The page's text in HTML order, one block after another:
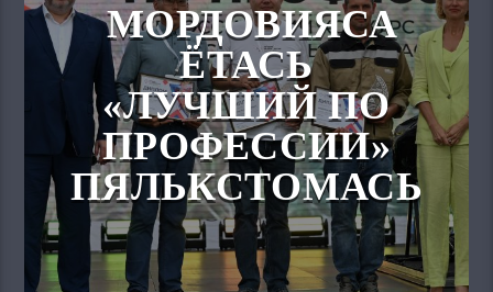
МОРДОВИЯСА
ЁТАСЬ
«ЛУЧШИЙ ПО
ПРОФЕССИИ»
ПЯЛЬКСТОМАСЬ